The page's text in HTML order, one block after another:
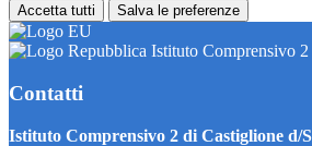
Accetta tutti Salva le preferenze
Istituto Comprensivo
Contatti
Istituto Comprensivo 2 di Castiglione d/